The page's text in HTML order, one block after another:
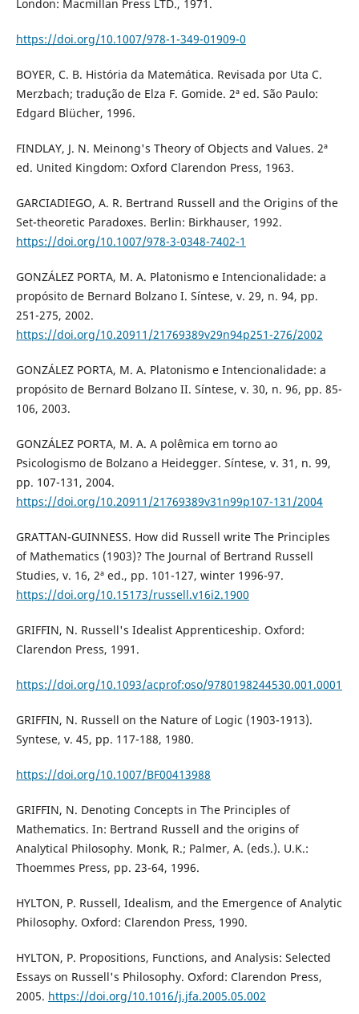
London: Macmillan Press LTD., 1971.
https://doi.org/10.1007/978-1-349-01909-0
BOYER, C. B. História da Matemática. Revisada por Uta C.
Merzbach; tradução de Elza F. Gomide. 2ª ed. São Paulo:
Edgard Blücher, 1996.
FINDLAY, J. N. Meinong's Theory of Objects and Values. 2ª
ed. United Kingdom: Oxford Clarendon Press, 1963.
GARCIADIEGO, A. R. Bertrand Russell and the Origins of the
Set-theoretic Paradoxes. Berlin: Birkhauser, 1992.
https://doi.org/10.1007/978-3-0348-7402-1
GONZÁLEZ PORTA, M. A. Platonismo e Intencionalidade: a
propósito de Bernard Bolzano I. Síntese, v. 29, n. 94, pp.
251-275, 2002.
https://doi.org/10.20911/21769389v29n94p251-276/2002
GONZÁLEZ PORTA, M. A. Platonismo e Intencionalidade: a
propósito de Bernard Bolzano II. Síntese, v. 30, n. 96, pp. 85-
106, 2003.
GONZÁLEZ PORTA, M. A. A polêmica em torno ao
Psicologismo de Bolzano a Heidegger. Síntese, v. 31, n. 99,
pp. 107-131, 2004.
https://doi.org/10.20911/21769389v31n99p107-131/2004
GRATTAN-GUINNESS. How did Russell write The Principles
of Mathematics (1903)? The Journal of Bertrand Russell
Studies, v. 16, 2ª ed., pp. 101-127, winter 1996-97.
https://doi.org/10.15173/russell.v16i2.1900
GRIFFIN, N. Russell's Idealist Apprenticeship. Oxford:
Clarendon Press, 1991.
https://doi.org/10.1093/acprof:oso/9780198244530.001.0001
GRIFFIN, N. Russell on the Nature of Logic (1903-1913).
Syntese, v. 45, pp. 117-188, 1980.
https://doi.org/10.1007/BF00413988
GRIFFIN, N. Denoting Concepts in The Principles of
Mathematics. In: Bertrand Russell and the origins of
Analytical Philosophy. Monk, R.; Palmer, A. (eds.). U.K.:
Thoemmes Press, pp. 23-64, 1996.
HYLTON, P. Russell, Idealism, and the Emergence of Analytic
Philosophy. Oxford: Clarendon Press, 1990.
HYLTON, P. Propositions, Functions, and Analysis: Selected
Essays on Russell's Philosophy. Oxford: Clarendon Press,
2005. https://doi.org/10.1016/j.jfa.2005.05.002